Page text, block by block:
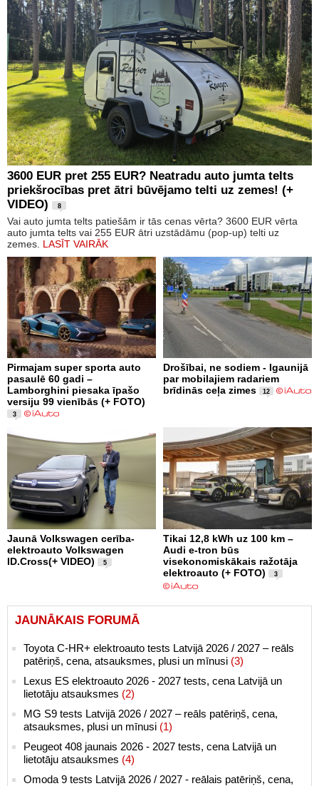
3600 EUR pret 255 EUR? Neatradu auto jumta telts
priekšrocības pret ātri būvējamo telti uz zemes! (+
VIDEO)
8
Vai auto jumta telts patiešām ir tās cenas vērta? 3600 EUR vērta
auto jumta telts vai 255 EUR ātri uzstādāmu (pop-up) telti uz
zemes. LASĪT VAIRĀK
Pirmajam super sporta auto
pasaulē 60 gadi –
Lamborghini piesaka īpašo
versiju 99 vienībās (+ FOTO)
3
Drošībai, ne sodiem - Igaunijā
par mobilajiem radariem
brīdinās ceļa zimes
12
Jaunā Volkswagen cerība-
elektroauto Volkswagen
ID.Cross(+ VIDEO)
5
Tikai 12,8 kWh uz 100 km –
Audi e-tron būs
visekonomiskākais ražotāja
elektroauto (+ FOTO)
3
JAUNĀKAIS FORUMĀ
Toyota C-HR+ elektroauto tests Latvijā 2026 / 2027 – reāls
patēriņš, cena, atsauksmes, plusi un mīnusi (3)
Lexus ES elektroauto 2026 - 2027 tests, cena Latvijā un
lietotāju atsauksmes (2)
MG S9 tests Latvijā 2026 / 2027 – reāls patēriņš, cena,
atsauksmes, plusi un mīnusi (1)
Peugeot 408 jaunais 2026 - 2027 tests, cena Latvijā un
lietotāju atsauksmes (4)
Omoda 9 tests Latvijā 2026 / 2027 - reālais patēriņš, cena,